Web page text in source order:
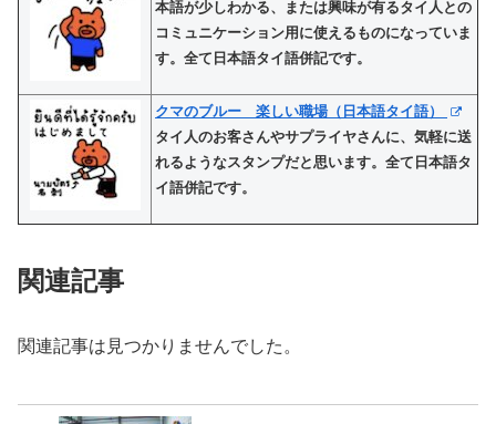
本語が少しわかる、または興味が有るタイ人との
コミュニケーション用に使えるものになっていま
す。全て日本語タイ語併記です。
クマのブルー 楽しい職場（日本語タイ語）
タイ人のお客さんやサプライヤさんに、気軽に送
れるようなスタンプだと思います。全て日本語タ
イ語併記です。
関連記事
関連記事は見つかりませんでした。